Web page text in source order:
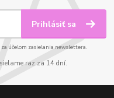
Prihlásiť sa
za účelom zasielania newslettera.
raz za 14 dní.